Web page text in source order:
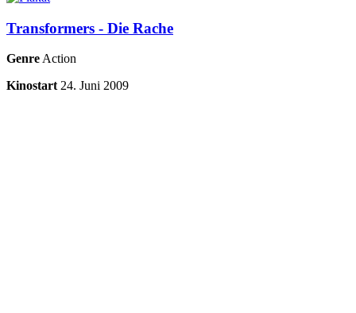
Transformers - Die Rache
Genre Action
Kinostart 24. Juni 2009